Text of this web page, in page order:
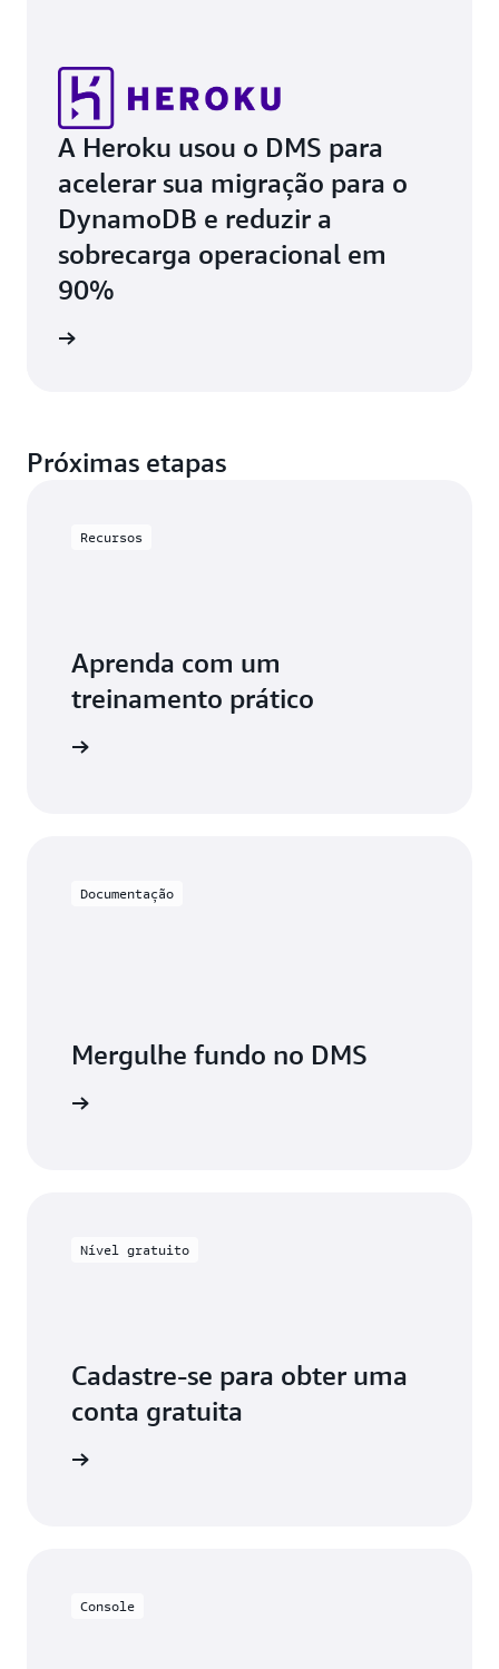
A Heroku usou o DMS para
acelerar sua migração para o
DynamoDB e reduzir a
sobrecarga operacional em
90%
Próximas etapas
Recursos
Aprenda com um
treinamento prático
Documentação
Mergulhe fundo no DMS
Nível gratuito
Cadastre-se para obter uma
conta gratuita
Console